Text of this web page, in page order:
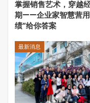
加拿大森林资源分布
Canada
联邦与各省协商管理
掌握销售艺术，穿越
期——企业家智慧营
绩”给你答案
最新消息